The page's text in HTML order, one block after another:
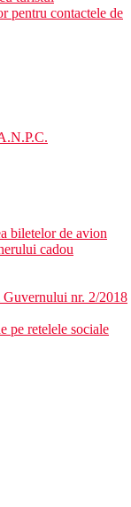
pentru contactele de
biletelor de avion
cadou
nr. 2/2018
pe retelele sociale